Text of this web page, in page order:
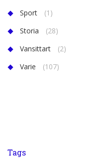
Sport
(1)
Storia
(28)
Vansittart
(2)
Varie
(107)
Tags